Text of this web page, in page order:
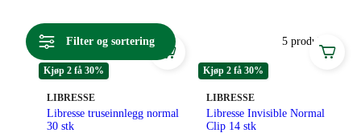
opplever dråpelekkasjer eller lett inkontinens. Uansett behov,
har vi produktene som opprettholder tryggheten gjennom
hele dagen og natten.
Filter og sortering 5 produkter
Kjøp 2 få 30%
MERKE:
LIBRESSE
Libresse truseinnlegg normal
30 stk
Kjøp 2 få 30%
MERKE:
LIBRESSE
Libresse Invisible Normal
Clip 14 stk